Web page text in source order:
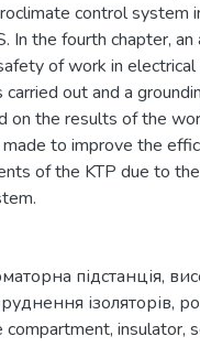
control system
In the fourth chapter, an
of work in
out and a
on the results of the
to improve the
of the KTP due to
підстанція,
ізоляторів,
compartment, insulator,